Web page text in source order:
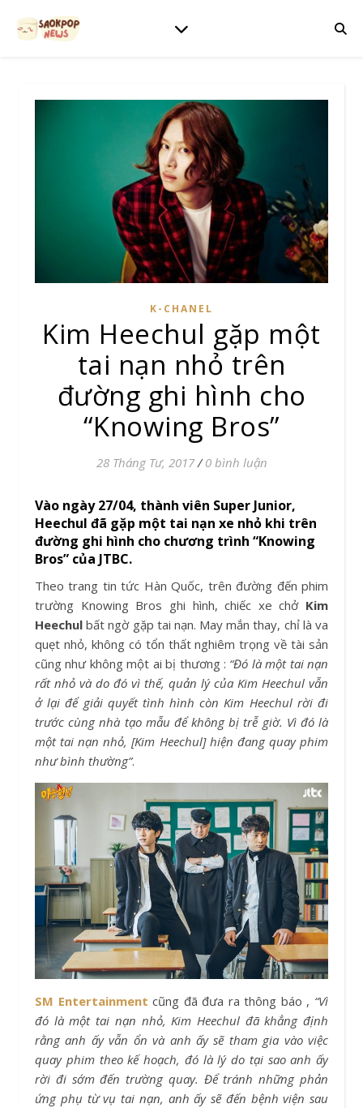
K-CHANEL
Kim Heechul gặp một
tai nạn nhỏ trên
đường ghi hình cho
“Knowing Bros”
28 Tháng Tư, 2017 / 0 bình luận
Vào ngày 27/04, thành viên Super Junior,
Heechul đã gặp một tai nạn xe nhỏ khi trên
đường ghi hình cho chương trình “Knowing
Bros” của JTBC.
Theo trang tin tức Hàn Quốc, trên đường đến phim
trường Knowing Bros ghi hình, chiếc xe chở Kim
Heechul bất ngờ gặp tai nạn. May mắn thay, chỉ là va
quẹt nhỏ, không có tổn thất nghiêm trọng về tài sản
cũng như không một ai bị thương : “Đó là một tai nạn
rất nhỏ và do đó vì thế, quản lý của Kim Heechul vẫn
ở lại để giải quyết tình hình còn Kim Heechul rời đi
trước cùng nhà tạo mẫu để không bị trễ giờ. Vì đó là
một tai nạn nhỏ, [Kim Heechul] hiện đang quay phim
như bình thường”.
SM Entertainment cũng đã đưa ra thông báo , “Vì
đó là một tai nạn nhỏ, Kim Heechul đã khẳng định
rằng anh ấy vẫn ổn và anh ấy sẽ tham gia vào việc
quay phim theo kế hoạch, đó là lý do tại sao anh ấy
rời đi sớm đến trường quay. Để tránh những phản
ứng phụ từ vụ tai nạn, anh ấy sẽ đến bệnh viện sau